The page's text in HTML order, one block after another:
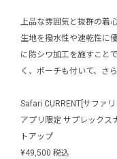
上品な雰囲気と抜群の着
生地を撥水性や速乾性に
に防シワ加工を施すこと
く、ポーチも付いて、さ
Safari CURRENT[サファリ
アプリ限定 サプレックス
トアップ
¥49,500 税込